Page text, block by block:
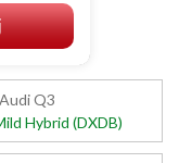
Audi Q3
Hybrid (DXDB)